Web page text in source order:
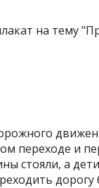
переходе и
стояли, а